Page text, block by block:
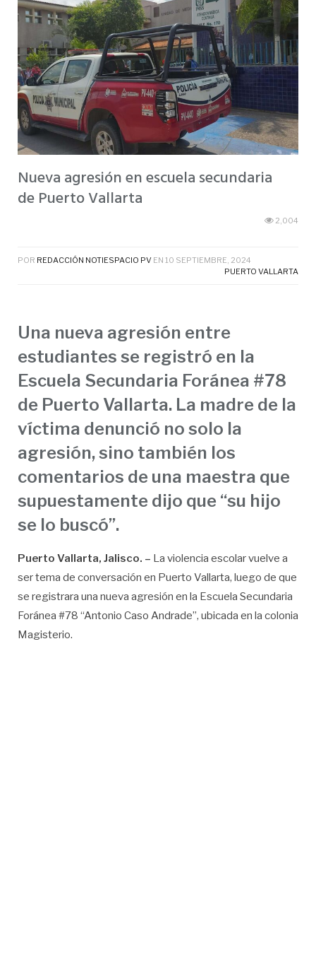
Nueva agresión en escuela secundaria
de Puerto Vallarta
2,004
POR REDACCIÓN NOTIESPACIO PV EN 10 SEPTIEMBRE, 2024
PUERTO VALLARTA
Una nueva agresión entre
estudiantes se registró en la
Escuela Secundaria Foránea #78
de Puerto Vallarta. La madre de la
víctima denunció no solo la
agresión, sino también los
comentarios de una maestra que
supuestamente dijo que “su hijo
se lo buscó”.
Puerto Vallarta, Jalisco. – La violencia escolar vuelve a
ser tema de conversación en Puerto Vallarta, luego de que
se registrara una nueva agresión en la Escuela Secundaria
Foránea #78 “Antonio Caso Andrade”, ubicada en la colonia
Magisterio.